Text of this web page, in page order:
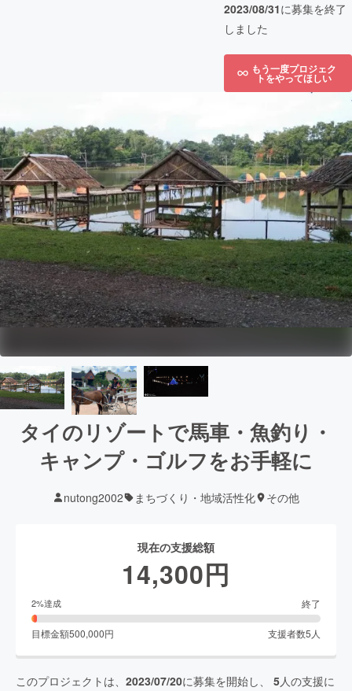
2023/08/31に募集を終了
しました
もう一度プロジェク
トをやってほしい
タイのリゾートで馬車・魚釣り・
キャンプ・ゴルフをお手軽に
nutong2002 まちづくり・地域活性化 その他
現在の支援総額
14,300円
2%達成 終了
目標金額500,000円 支援者数5 人
このプロジェクトは、 2023/07/20に募集を開始し、 5人の支援に